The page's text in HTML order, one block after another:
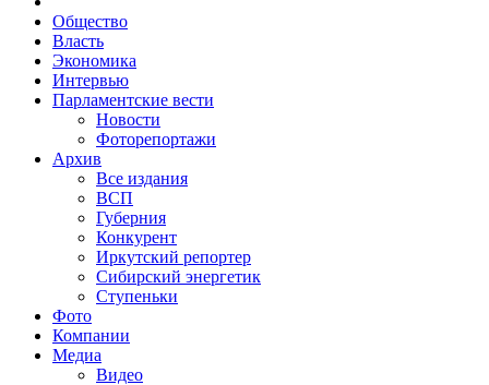
Общество
Власть
Экономика
Интервью
Парламентские вести
Новости
Фоторепортажи
Архив
Все издания
ВСП
Губерния
Конкурент
Иркутский репортер
Сибирский энергетик
Ступеньки
Фото
Компании
Медиа
Видео